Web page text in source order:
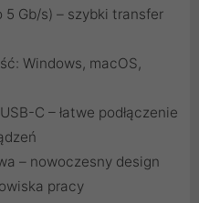
5 Gb/s) – szybki transfer
Windows, macOS,
C – łatwe podłączenie
– nowoczesny design
pracy